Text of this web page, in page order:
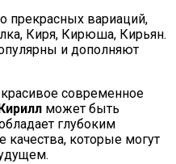
прекрасных вариаций,
Киря, Кирюша, Кирьян.
и дополняют
современное
может быть
глубоким
которые могут